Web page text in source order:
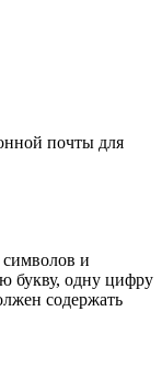
почты для
символов и
букву, одну цифру
содержать